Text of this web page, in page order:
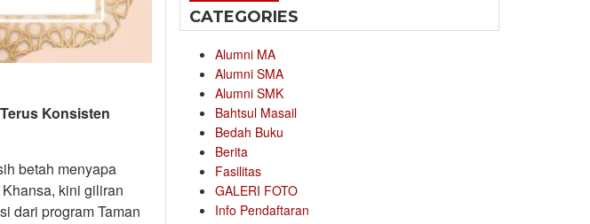
Konsisten
betah menyapa
kini giliran
dari program Taman
CATEGORIES
Alumni MA
Alumni SMA
Alumni SMK
Bahtsul Masail
Bedah Buku
Berita
Fasilitas
GALERI FOTO
Info Pendaftaran